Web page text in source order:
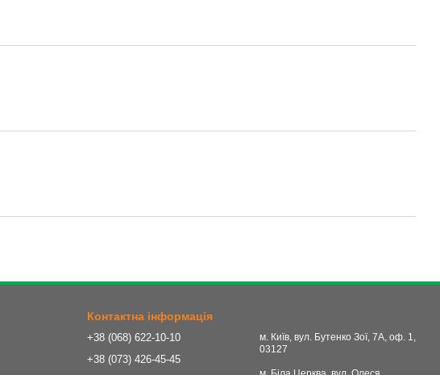
Контактна інформація
+38 (068) 622-10-10
+38 (073) 426-45-45
м. Київ, вул. Бутенко Зої, 7А, оф. 1,
03127